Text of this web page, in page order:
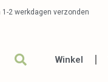
1-2 werkdagen verzonden
Winkel